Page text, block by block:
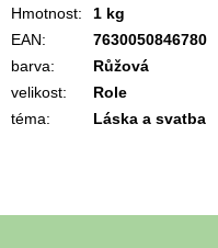
Hmotnost:
1 kg
EAN:
7630050846780
barva:
Růžová
velikost:
Role
téma: Láska a svatba